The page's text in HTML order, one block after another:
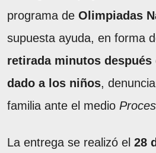
programa de Olimpiadas
supuesta ayuda, en forma
retirada minutos después
dado a los niños,
familia ante el medio
La entrega se realizó el 28